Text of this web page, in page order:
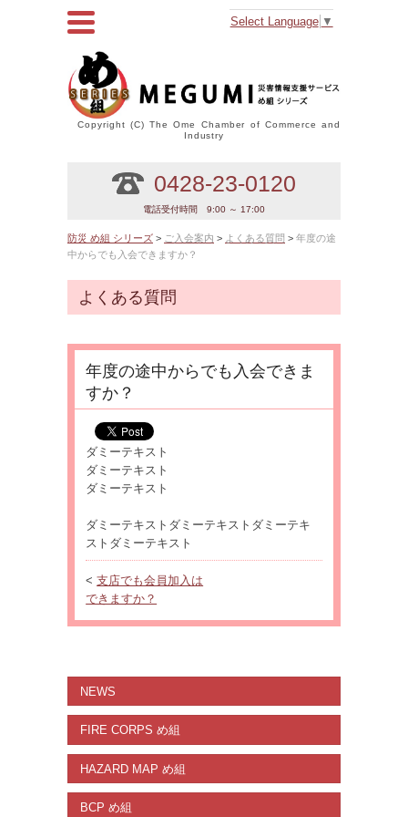
Select Language ▼
Copyright (C) The Ome Chamber of Commerce and
Industry
0428-23-0120
電話受付時間 9:00 ～ 17:00
防災 め組 シリーズ > ご入会案内 > よくある質問 > 年度の途
中からでも入会できますか？
よくある質問
年度の途中からでも入会できま
すか？
ダミーテキスト
ダミーテキスト
ダミーテキスト
ダミーテキストダミーテキストダミーテキ
ストダミーテキスト
<支店でも会員加入は
できますか？
NEWS
FIRE CORPS め組
HAZARD MAP め組
BCP め組